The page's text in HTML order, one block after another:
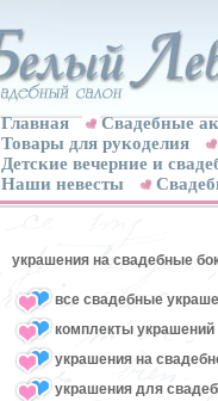
Главная
Свадебные
Товары для рукоделия
Детские вечерние и
Наши невесты
украшения на свадебные
все свадебные
комплекты
украшения на
украшения для